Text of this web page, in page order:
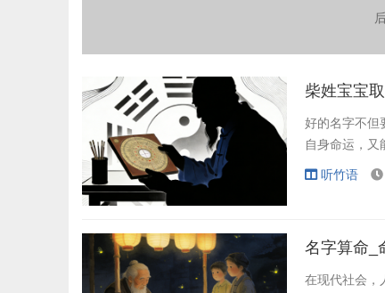
柴姓宝宝
好的名字不但
自身命运，又
听竹语
名字算命_
在现代社会，